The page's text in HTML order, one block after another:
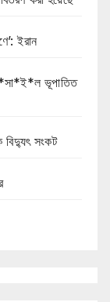
ইরান
ভূপাতিত
বিদ্যুৎ সংকট